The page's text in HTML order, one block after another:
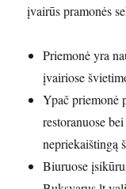
įvairūs pramonės
Priemonė yra
įvairiose
Ypač priemonė
restoranuose
nepriekaištingą
Biuruose